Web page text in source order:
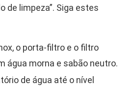
de limpeza”. Siga estes
o porta-filtro e o filtro
água morna e sabão neutro.
de água até o nível